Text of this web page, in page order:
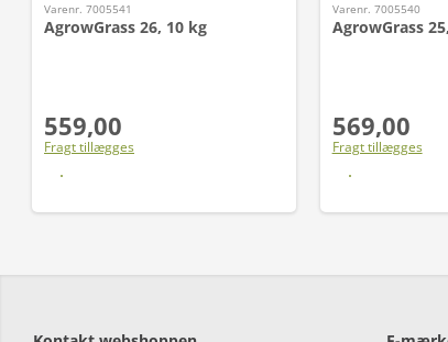
Varenr. 7005541
AgrowGrass 26, 10 kg
559,00
Fragt tillægges
Varenr. 7005540
AgrowGrass
569,00
Fragt tillægges